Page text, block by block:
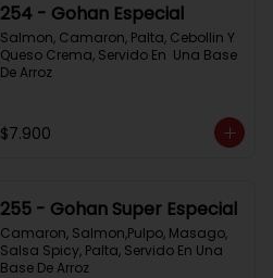
254 - Gohan Especial
Salmon, Camaron, Palta, Cebollin Y
Queso Crema, Servido En  Una Base
De Arroz
$7.900
255 - Gohan Super Especial
Camaron, Salmon,Pulpo, Masago,
Salsa Spicy, Palta, Servido En Una
Base De Arroz